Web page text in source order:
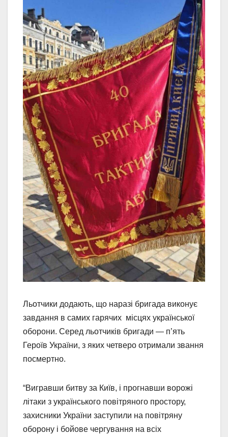
Льотчики додають, що наразі бригада виконує
завдання в самих гарячих місцях української
оборони. Серед льотчиків бригади — п’ять
Героїв України, з яких четверо отримали звання
посмертно.
“Вигравши битву за Київ, і прогнавши ворожі
літаки з українського повітряного простору,
захисники України заступили на повітряну
оборону і бойове чергування на всіх